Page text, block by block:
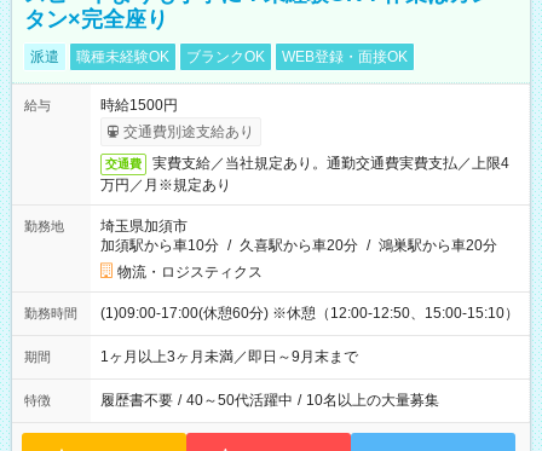
タン×完全座り
派遣 職種未経験OK ブランクOK WEB登録・面接OK
給与
時給1500円
交通費別途支給あり
交通費
実費支給／当社規定あり。通勤交通費実費支払／上限4
万円／月※規定あり
勤務地
埼玉県加須市
加須駅から車10分 / 久喜駅から車20分 / 鴻巣駅から車20分
物流・ロジスティクス
勤務時間 (1)09:00-17:00(休憩60分) ※休憩（12:00-12:50、15:00-15:10）
期間 1ヶ月以上3ヶ月未満／即日～9月末まで
特徴 履歴書不要 / 40～50代活躍中 / 10名以上の大量募集